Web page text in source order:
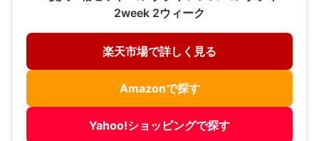
2week 2ウィーク
楽天市場で詳しく見る
Amazonで探す
Yahoo!ショッピングで探す